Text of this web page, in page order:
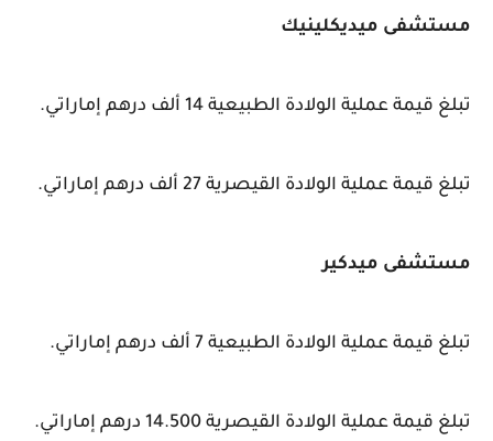
مستشفى ميديكلينيك
تبلغ قيمة عملية الولادة الطبيعية 14 ألف درهم إماراتي.
تبلغ قيمة عملية الولادة القيصرية 27 ألف درهم إماراتي.
مستشفى ميدكير
تبلغ قيمة عملية الولادة الطبيعية 7 ألف درهم إماراتي.
تبلغ قيمة عملية الولادة القيصرية 14.500 درهم إماراتي.